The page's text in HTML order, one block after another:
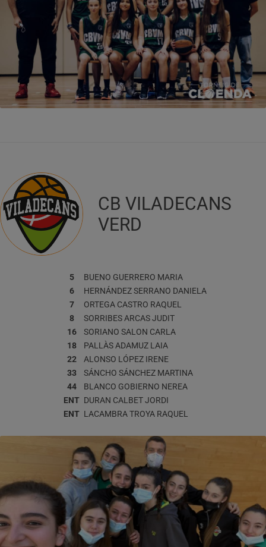
CB VILADECANS
VERD
5 BUENO GUERRERO MARIA
6
HERNÁNDEZ SERRANO DANIELA
7
ORTEGA CASTRO RAQUEL
8
SORRIBES ARCAS JUDIT
16
SORIANO SALON CARLA
18
PALLÀS ADAMUZ LAIA
22
ALONSO LÓPEZ IRENE
33
SÁNCHO SÁNCHEZ MARTINA
44
BLANCO GOBIERNO NEREA
ENT DURAN CALBET JORDI
ENT LACAMBRA TROYA RAQUEL